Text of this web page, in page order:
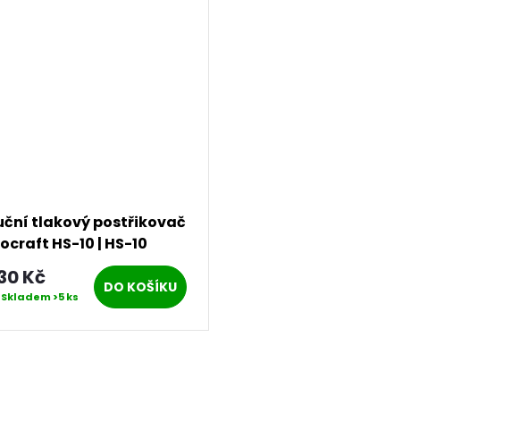
tlakový postřikovač
HS-10 | HS-10
Kč
Skladem>5 ks
DO KOŠÍKU